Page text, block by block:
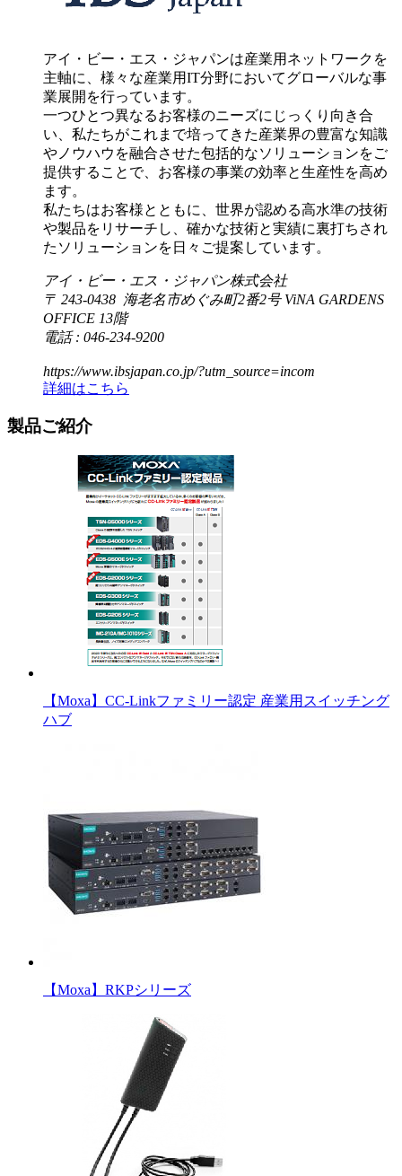
アイ・ビー・エス・ジャパンは産業用ネットワークを
主軸に、様々な産業用IT分野においてグローバルな事
業展開を行っています。
一つひとつ異なるお客様のニーズにじっくり向き合
い、私たちがこれまで培ってきた産業界の豊富な知識
やノウハウを融合させた包括的なソリューションをご
提供することで、お客様の事業の効率と生産性を高め
ます。
私たちはお客様とともに、世界が認める高水準の技術
や製品をリサーチし、確かな技術と実績に裏打ちされ
たソリューションを日々ご提案しています。
アイ・ビー・エス・ジャパン株式会社
〒 243-0438 海老名市めぐみ町2番2号 ViNA GARDENS
OFFICE 13階
電話 : 046-234-9200
https://www.ibsjapan.co.jp/?utm_source=incom
詳細はこちら
製品ご紹介
【Moxa】CC-Linkファミリー認定 産業用スイッチング
ハブ
【Moxa】RKPシリーズ